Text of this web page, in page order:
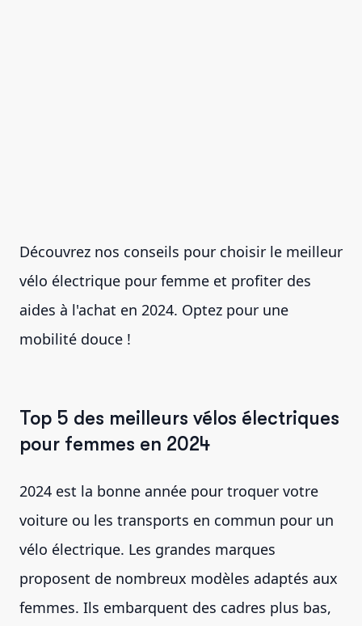
Découvrez nos conseils pour choisir le meilleur
vélo électrique pour femme et profiter des
aides à l'achat en 2024. Optez pour une
mobilité douce !
Top 5 des meilleurs vélos électriques
pour femmes en 2024
2024 est la bonne année pour troquer votre
voiture ou les transports en commun pour un
vélo électrique. Les grandes marques
proposent de nombreux modèles adaptés aux
femmes. Ils embarquent des cadres plus bas,